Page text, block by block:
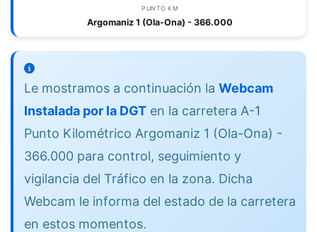
PUNTO KM
Argomaniz 1 (Ola-Ona) - 366.000
Le mostramos a continuación la Webcam
Instalada por la DGT en la carretera A-1
Punto Kilométrico Argomaniz 1 (Ola-Ona) -
366.000 para control, seguimiento y
vigilancia del Tráfico en la zona. Dicha
Webcam le informa del estado de la carretera
en estos momentos.